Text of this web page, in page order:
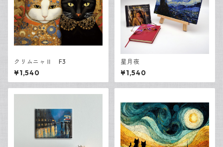
クリムニャⅡ F3
¥1,540
星月夜
¥1,540